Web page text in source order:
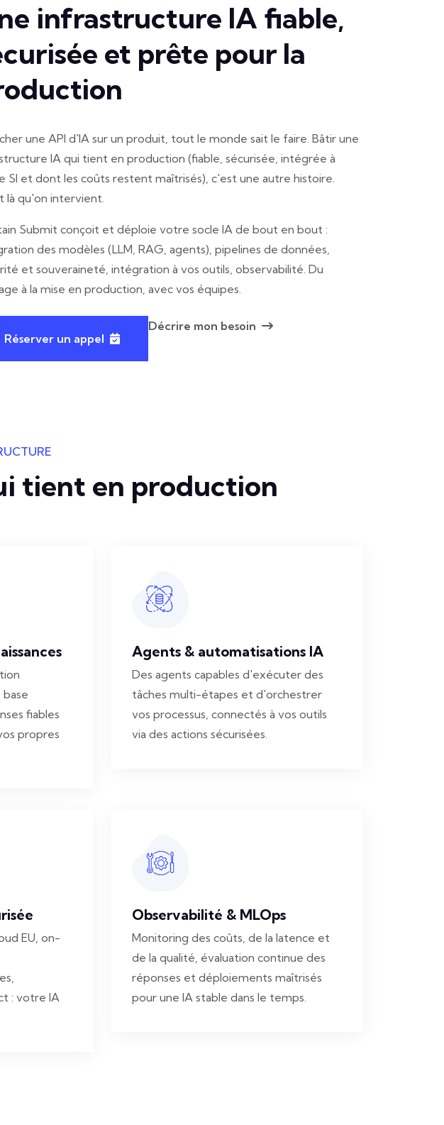
infrastructure IA fiable,
et prête pour la
une API d'IA sur un produit, tout le monde sait le faire. Bâtir une
IA qui tient en production (fiable, sécurisée, intégrée à
SI et dont les coûts restent maîtrisés), c'est une autre histoire.
là qu'on intervient.
Submit conçoit et déploie votre socle IA de bout en bout :
des modèles (LLM, RAG, agents), pipelines de données,
et souveraineté, intégration à vos outils, observabilité. Du
à la mise en production, avec vos équipes.
Réserver un appel
Décrire mon besoin
tient en production
fiables
propres
Agents & automatisations IA
Des agents capables d'exécuter des
tâches multi-étapes et d'orchestrer
vos processus, connectés à vos outils
via des actions sécurisées.
EU, on-
: votre IA
Observabilité & MLOps
Monitoring des coûts, de la latence et
de la qualité, évaluation continue des
réponses et déploiements maîtrisés
pour une IA stable dans le temps.